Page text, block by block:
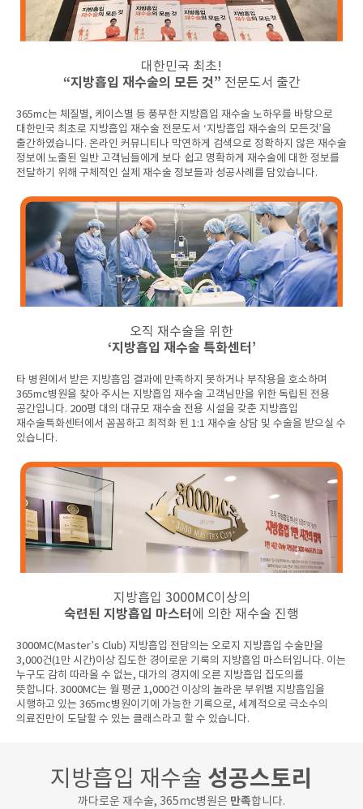
대한민국 최초!
“지방흡입 재수술의 모든 것” 전문도서 출간
365mc는 체질별, 케이스별 등 풍부한 지방흡입 재수술 노하우를 바탕으로
대한민국 최초로 지방흡입 재수술 전문도서 ‘지방흡입 재수술의 모든것’을
출간하였습니다. 온라인 커뮤니티나 막연하게 검색으로 정확하지 않은 재수술
정보에 노출된 일반 고객님들에게 보다 쉽고 명확하게 재수술에 대한 정보를
전달하기 위해 구체적인 실제 재수술 정보들과 성공사례를 담았습니다.
오직 재수술을 위한
‘지방흡입 재수술 특화센터’
타 병원에서 받은 지방흡입 결과에 만족하지 못하거나 부작용을 호소하며
365mc병원을 찾아 주시는 지방흡입 재수술 고객님만을 위한 독립된 전용
공간입니다. 200평 대의 대규모 재수술 전용 시설을 갖춘 지방흡입
재수술특화센터에서 꼼꼼하고 최적화 된 1:1 재수술 상담 및 수술을 받으실 수
있습니다.
지방흡입 3000MC이상의
숙련된 지방흡입 마스터에 의한 재수술 진행
3000MC(Master’s Club) 지방흡입 전담의는 오로지 지방흡입 수술만을
3,000건(1만 시간)이상 집도한 경이로운 기록의 지방흡입 마스터입니다. 이는
누구도 감히 따라올 수 없는, 대가의 경지에 오른 지방흡입 집도의를
뜻합니다. 3000MC는 월 평균 1,000건 이상의 놀라운 부위별 지방흡입을
시행하고 있는 365mc병원이기에 가능한 기록으로, 세계적으로 극소수의
의료진만이 도달할 수 있는 클래스라고 할 수 있습니다.
지방흡입 재수술 성공스토리
까다로운 재수술, 365mc병원은 만족합니다.